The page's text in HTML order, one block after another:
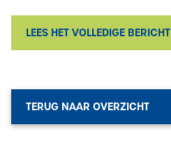
LEES HET VOLLEDIGE BERICHT
TERUG NAAR OVERZICHT